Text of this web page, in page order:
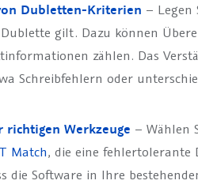
Dubletten-Kriterien – Legen
gilt. Dazu können
zählen. Das
Schreibfehlern oder
richtigen Werkzeuge – Wählen
Match, die eine
die Software in Ihre